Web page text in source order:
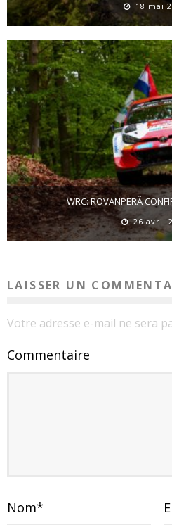
18 mai
WRC: ROVANPERÄ
26 avril
LAISSER UN
Votre adresse e-mail ne sera
Commentaire
Nom*